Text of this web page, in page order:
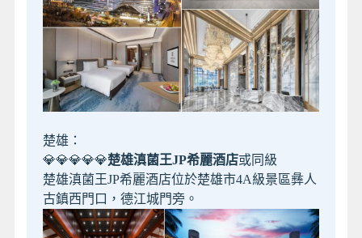
楚雄：
💎💎💎💎💎楚雄滇菌王JP希麗酒店或同級
楚雄滇菌王JP希麗酒店位於楚雄市4A級景區彝人
古鎮西門口，德江城門旁。